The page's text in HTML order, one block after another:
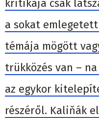
kritikája csak
a sokat
témája mögött
trükközés van –
az egykor
részéről. Kaliňák